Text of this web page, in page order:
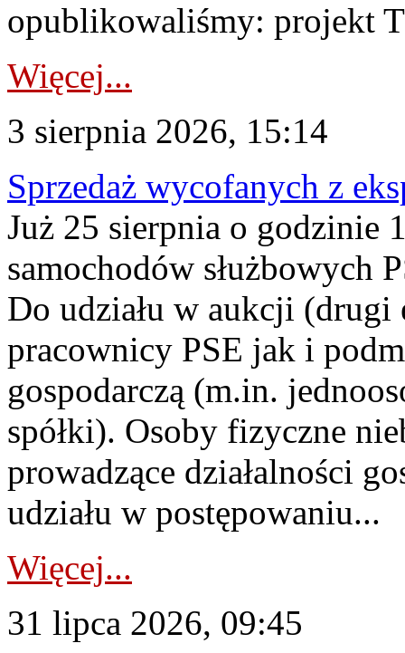
opublikowaliśmy: projekt
Więcej...
3 sierpnia 2026, 15:14
Sprzedaż wycofanych z
Już 25 sierpnia o godzinie
samochodów służbowych
Do udziału w aukcji (drugi
pracownicy PSE jak i
gospodarczą (m.in.
spółki). Osoby fizyczne
prowadzące działalności
udziału w postępowaniu...
Więcej...
31 lipca 2026, 09:45